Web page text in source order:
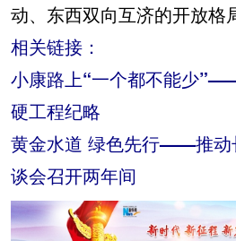
动、东西双向互济的开放格
相关链接：
小康路上“一个都不能少
硬工程纪略
黄金水道 绿色先行——推动
谈会召开两年间